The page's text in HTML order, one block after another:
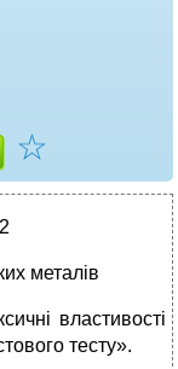
☆
металів
властивості
тесту».